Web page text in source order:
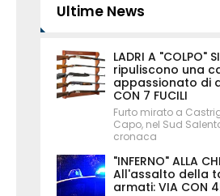
Ultime News
LADRI A "COLPO"
ripuliscono una
appassionato di
CON 7 FUCILI
Furto mirato a
Capo, nel Sud
cronaca
"INFERNO" ALLA
All'assalto della
armati: VIA CON